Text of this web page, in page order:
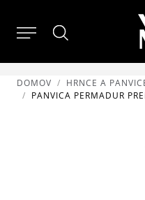
DOMOV HRNCE A
PANVICA PERMADUR